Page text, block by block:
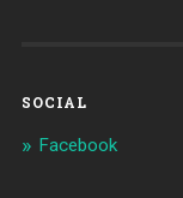
SOCIAL
Facebook